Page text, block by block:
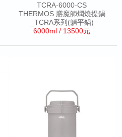
TCRA-6000-CS
THERMOS 膳魔師燜燒提鍋
_TCRA系列(躺平鍋)
6000ml / 13500元